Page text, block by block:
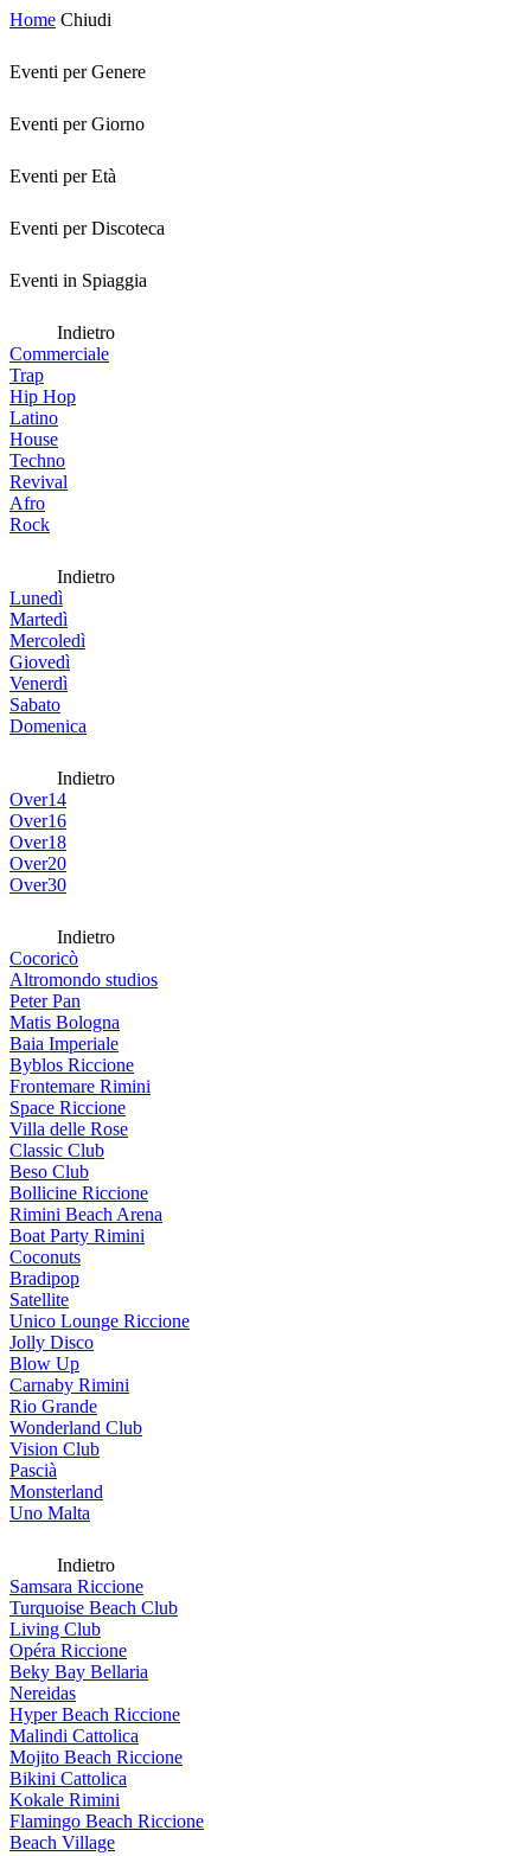
Home Chiudi
Eventi per Genere
Eventi per Giorno
Eventi per Età
Eventi per Discoteca
Eventi in Spiaggia
Indietro
Commerciale
Trap
Hip Hop
Latino
House
Techno
Revival
Afro
Rock
Indietro
Lunedì
Martedì
Mercoledì
Giovedì
Venerdì
Sabato
Domenica
Indietro
Over14
Over16
Over18
Over20
Over30
Indietro
Cocoricò
Altromondo studios
Peter Pan
Matis Bologna
Baia Imperiale
Byblos Riccione
Frontemare Rimini
Space Riccione
Villa delle Rose
Classic Club
Beso Club
Bollicine Riccione
Rimini Beach Arena
Boat Party Rimini
Coconuts
Bradipop
Satellite
Unico Lounge Riccione
Jolly Disco
Blow Up
Carnaby Rimini
Rio Grande
Wonderland Club
Vision Club
Pascià
Monsterland
Uno Malta
Indietro
Samsara Riccione
Turquoise Beach Club
Living Club
Opéra Riccione
Beky Bay Bellaria
Nereidas
Hyper Beach Riccione
Malindi Cattolica
Mojito Beach Riccione
Bikini Cattolica
Kokale Rimini
Flamingo Beach Riccione
Beach Village